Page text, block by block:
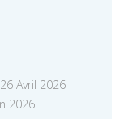
Avril 2026
2026